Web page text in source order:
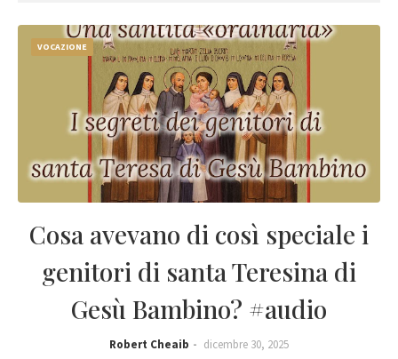
VOCAZIONE
Cosa avevano di così speciale i
genitori di santa Teresina di
Gesù Bambino? #audio
Robert Cheaib dicembre 30, 2025